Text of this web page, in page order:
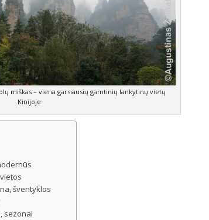
miškas – viena garsiausių gamtinių lankytinų vietų
Kinijoje
šventyklos
sezonai